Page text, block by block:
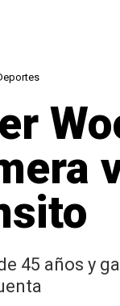
45 años y